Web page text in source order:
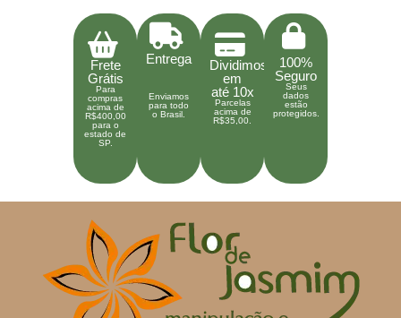
Frete
Grátis
Para
compras
acima de
R$400,00
para o
estado de
SP.
Entrega
Enviamos
para todo
o Brasil.
Dividimos
em
até 10x
Parcelas
acima de
R$35,00.
100%
Seguro
Seus
dados
estão
protegidos.